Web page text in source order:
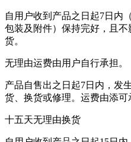
自用户收到产品之日起7日内
包装及附件）保持完好，且
货。
无理由运费由用户自行承担。
产品自售出之日起7日内，发
货、换货或修理。运费由添可
十五天无理由换货